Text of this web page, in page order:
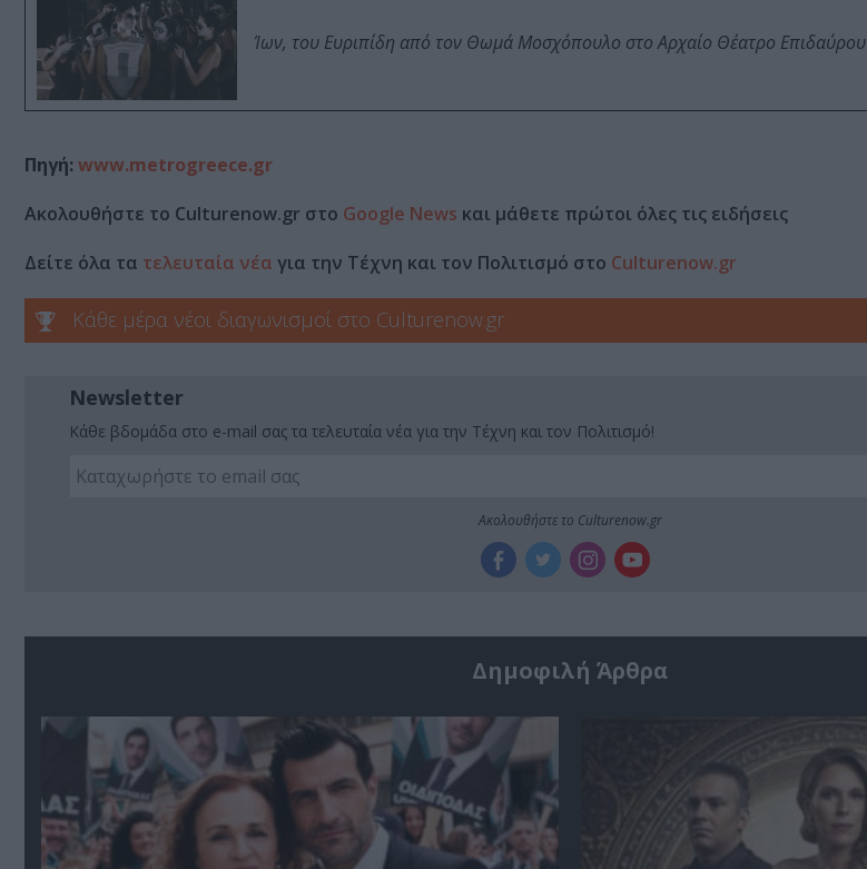
Ίων, του Ευριπίδη από τον Θωμά Μοσχόπουλο στο Αρχαίο Θέατρο Επιδαύρου
Πηγή: www.metrogreece.gr
Ακολουθήστε το Culturenow.gr στο Google News και μάθετε πρώτοι όλες τις ειδήσεις
Δείτε όλα τα τελευταία νέα για την Τέχνη και τον Πολιτισμό στο Culturenow.gr
Κάθε μέρα νέοι διαγωνισμοί στο Culturenow.gr
Newsletter
Κάθε βδομάδα στο e-mail σας τα τελευταία νέα για την Τέχνη και τον Πολιτισμό!
Ακολουθήστε το Culturenow.gr
Δημοφιλή Άρθρα